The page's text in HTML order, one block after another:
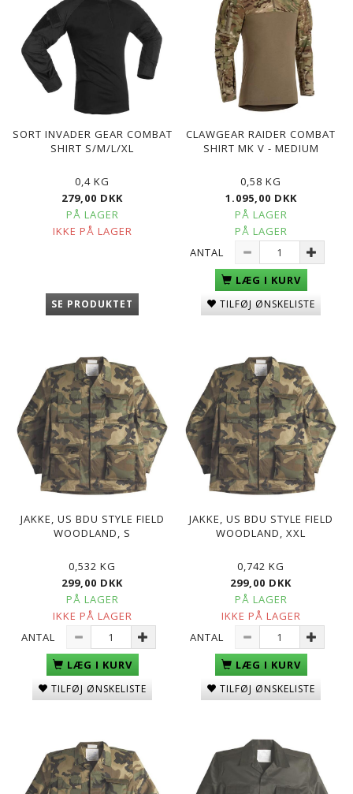
SORT INVADER GEAR COMBAT
SHIRT S/M/L/XL
0,4 KG
279,00 DKK
PÅ LAGER
IKKE PÅ LAGER
SE PRODUKTET
CLAWGEAR RAIDER COMBAT
SHIRT MK V - MEDIUM
0,58 KG
1.095,00 DKK
PÅ LAGER
PÅ LAGER
ANTAL
LÆG I KURV
TILFØJ ØNSKELISTE
JAKKE, US BDU STYLE FIELD
WOODLAND, S
0,532 KG
299,00 DKK
PÅ LAGER
IKKE PÅ LAGER
ANTAL
LÆG I KURV
TILFØJ ØNSKELISTE
JAKKE, US BDU STYLE FIELD
WOODLAND, XXL
0,742 KG
299,00 DKK
PÅ LAGER
IKKE PÅ LAGER
ANTAL
LÆG I KURV
TILFØJ ØNSKELISTE